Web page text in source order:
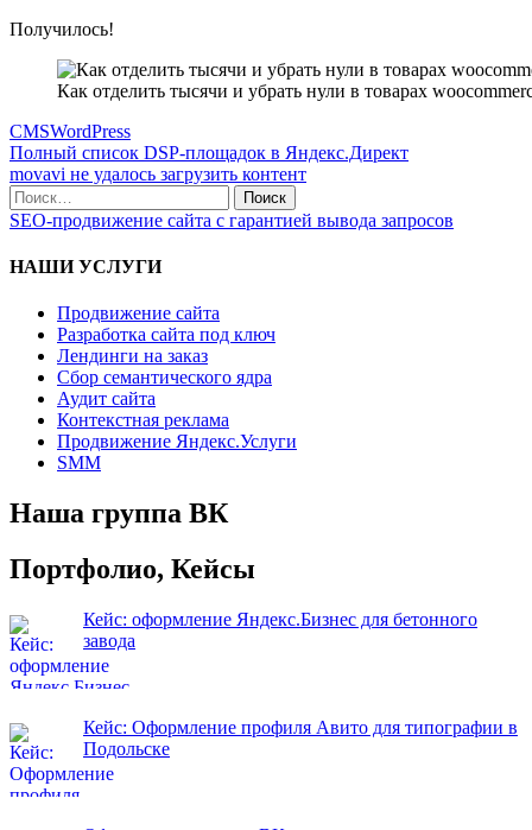
Получилось!
Как отделить тысячи и убрать нули в товарах
CMSWordPress
Навигация
по
записям
Полный список DSP-площадок в Яндекс.Директ
movavi не удалось загрузить контент
Поиск
по:
SEO-продвижение сайта с гарантией вывода запросов
НАШИ УСЛУГИ
Продвижение сайта
Разработка сайта под ключ
Лендинги на заказ
Сбор семантического ядра
Аудит сайта
Контекстная реклама
Продвижение Яндекс.Услуги
SMM
Наша группа ВК
Портфолио, Кейсы
Кейс: оформление Яндекс.Бизнес для бетонного
завода
Кейс: Оформление профиля Авито для типографии в
Подольске